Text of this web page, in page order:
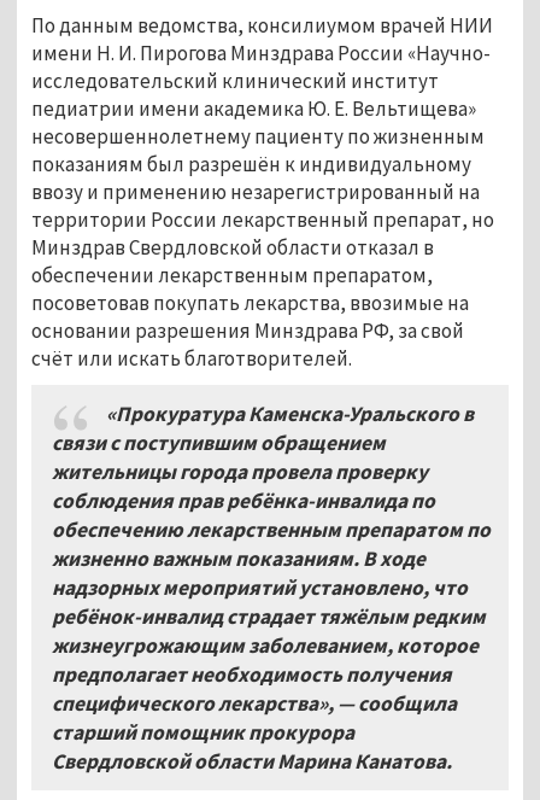
По данным ведомства, консилиумом врачей НИИ
имени Н. И. Пирогова Минздрава России «Научно-
исследовательский клинический институт
педиатрии имени академика Ю. Е. Вельтищева»
несовершеннолетнему пациенту по жизненным
показаниям был разрешён к индивидуальному
ввозу и применению незарегистрированный на
территории России лекарственный препарат, но
Минздрав Свердловской области отказал в
обеспечении лекарственным препаратом,
посоветовав покупать лекарства, ввозимые на
основании разрешения Минздрава РФ, за свой
счёт или искать благотворителей.
«Прокуратура Каменска-Уральского в
связи с поступившим обращением
жительницы города провела проверку
соблюдения прав ребёнка-инвалида по
обеспечению лекарственным препаратом по
жизненно важным показаниям. В ходе
надзорных мероприятий установлено, что
ребёнок-инвалид страдает тяжёлым редким
жизнеугрожающим заболеванием, которое
предполагает необходимость получения
специфического лекарства», — сообщила
старший помощник прокурора
Свердловской области Марина Канатова.